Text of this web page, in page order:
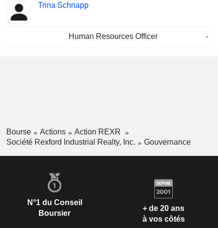
Trina Schnapp
Human Resources Officer -
Bourse Actions
Action REXR
Société Rexford Industrial Realty, Inc.
Gouvernance
N°1 du Conseil
Boursier
+ de 20 ans
à vos côtés